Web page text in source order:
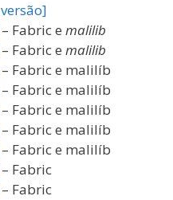
– Fabric e malilib
– Fabric e malilib
– Fabric e malilíb
– Fabric e malilíb
– Fabric e malilíb
– Fabric e malilíb
– Fabric e malilíb
– Fabric
– Fabric